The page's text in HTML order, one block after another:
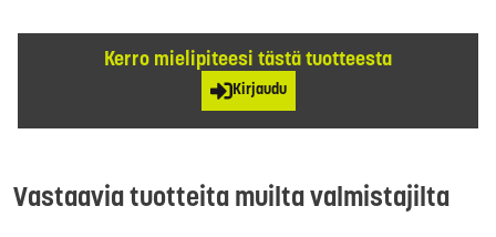
Kerro mielipiteesi tästä tuotteesta
Kirjaudu
Vastaavia tuotteita muilta valmistajilta